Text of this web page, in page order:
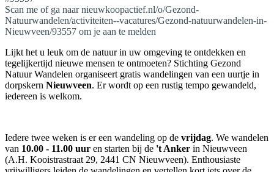
Scan me of ga naar nieuwkoopactief.nl/o/Gezond-
Natuurwandelen/activiteiten--vacatures/Gezond-natuurwandelen-in-
Nieuwveen/93557 om je aan te melden
Lijkt het u leuk om de natuur in uw omgeving te ontdekken en
tegelijkertijd nieuwe mensen te ontmoeten? Stichting Gezond
Natuur Wandelen organiseert gratis wandelingen van een uurtje in
dorpskern Nieuwveen. Er wordt op een rustig tempo gewandeld,
iedereen is welkom.
Iedere twee weken is er een wandeling op de vrijdag. We wandelen
van 10.00 - 11.00 uur en starten bij de 't Anker in Nieuwveen
(A.H. Kooistrastraat 29, 2441 CN Nieuwveen). Enthousiaste